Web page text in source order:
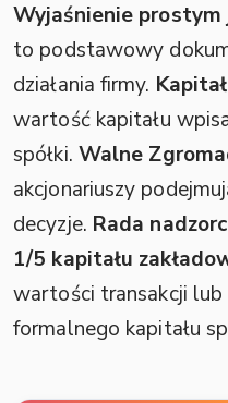
Wyjaśnienie prostym
to podstawowy
działania firmy.
wartość kapitału
spółki. Walne
akcjonariuszy
decyzje. Rada
1/5 kapitału
wartości transakcji lub
formalnego kapitału